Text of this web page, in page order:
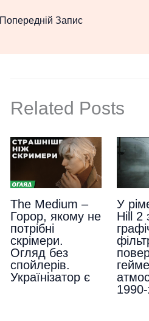
Попередній Запис
Related Posts
The Medium –
Горор, якому не
потрібні
скрімери.
Огляд без
спойлерів.
Українізатор є
У
Hill 2